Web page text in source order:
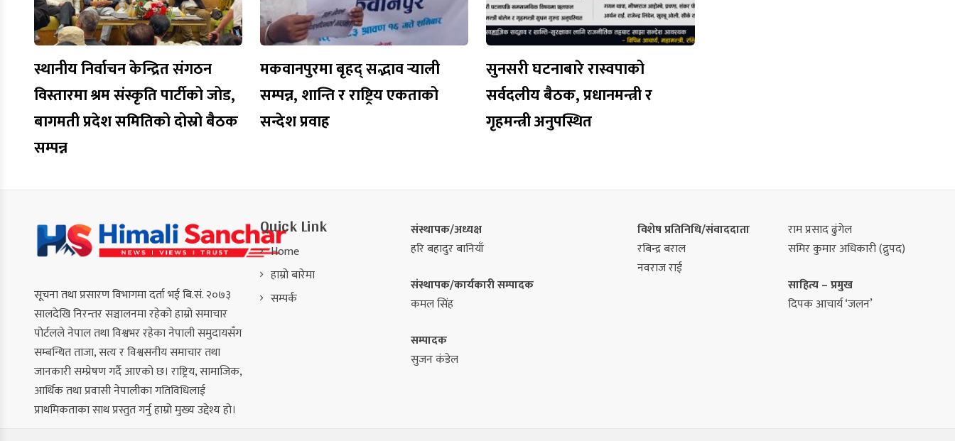
स्थानीय निर्वाचन केन्द्रित संगठन
विस्तारमा श्रम संस्कृति पार्टीको जोड,
बागमती प्रदेश समितिको दोस्रो बैठक
सम्पन्न
मकवानपुरमा बृहद् सद्भाव र्‍याली
सम्पन्न, शान्ति र राष्ट्रिय एकताको
सन्देश प्रवाह
सुनसरी घटनाबारे रास्वपाको
सर्वदलीय बैठक, प्रधानमन्त्री र
गृहमन्त्री अनुपस्थित
सूचना तथा प्रसारण विभागमा दर्ता भई बि.सं. २०७३
सालदेखि निरन्तर सञ्चालनमा रहेको हाम्रो समाचार
पोर्टलले नेपाल तथा विश्वभर रहेका नेपाली समुदायसँग
सम्बन्धित ताजा, सत्य र विश्वसनीय समाचार तथा
जानकारी सम्प्रेषण गर्दै आएको छ। राष्ट्रिय, सामाजिक,
आर्थिक तथा प्रवासी नेपालीका गतिविधिलाई
प्राथमिकताका साथ प्रस्तुत गर्नु हाम्रो मुख्य उद्देश्य हो।
Quick Link
Home
हाम्रो बारेमा
सम्पर्क
संस्थापक/अध्यक्ष
हरि बहादुर बानियाँ
संस्थापक/कार्यकारी सम्पादक
कमल सिंह
सम्पादक
सुजन कंडेल
विशेष प्रतिनिधि/संवाददाता
रबिन्द्र बराल
नवराज राई
राम प्रसाद ढुंगेल
समिर कुमार अधिकारी (द्रुपद)
साहित्य – प्रमुख
दिपक आचार्य ‘जलन’